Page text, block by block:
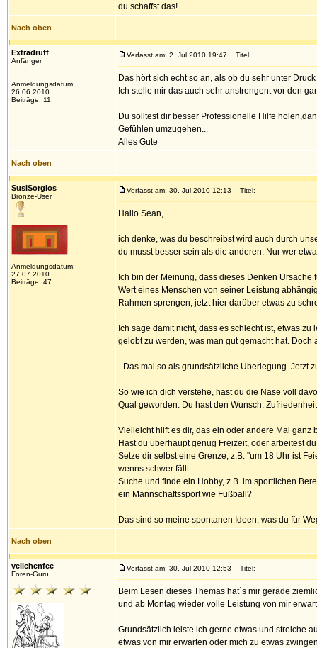
du schaffst das!
Nach oben
Extradruff
Anfänger
Anmeldungsdatum:
26.06.2010
Beiträge: 11
Verfasst am: 2. Jul 2010 19:47 Titel:
Das hört sich echt so an, als ob du sehr unter
Ich stelle mir das auch sehr anstrengent vor den
Du solltest dir besser Professionelle Hilfe
Gefühlen umzugehen...
Alles Gute
Nach oben
SusiSorglos
Bronze-User
Anmeldungsdatum:
27.07.2010
Beiträge: 47
Verfasst am: 30. Jul 2010 12:13 Titel:
Hallo Sean,
ich denke, was du beschreibst wird auch durch
du musst besser sein als die anderen. Nur wer
Ich bin der Meinung, dass dieses Denken
Wert eines Menschen von seiner Leistung
Rahmen sprengen, jetzt hier darüber etwas zu
Ich sage damit nicht, dass es schlecht ist, etwas
gelobt zu werden, was man gut gemacht hat.
- Das mal so als grundsätzliche Überlegung. Jetzt
So wie ich dich verstehe, hast du die Nase voll
Qual geworden. Du hast den Wunsch,
Vielleicht hilft es dir, das ein oder andere Mal
Hast du überhaupt genug Freizeit, oder arbeitest
Setze dir selbst eine Grenze, z.B. "um 18 Uhr ist
wenns schwer fällt.
Suche und finde ein Hobby, z.B. im sportlichen
ein Mannschaftssport wie Fußball?
Das sind so meine spontanen Ideen, was du für
Nach oben
veilchenfee
Foren-Guru
Verfasst am: 30. Jul 2010 12:53 Titel:
Beim Lesen dieses Themas hat´s mir gerade
und ab Montag wieder volle Leistung von mir
Grundsätzlich leiste ich gerne etwas und streiche
etwas von mir erwarten oder mich zu etwas